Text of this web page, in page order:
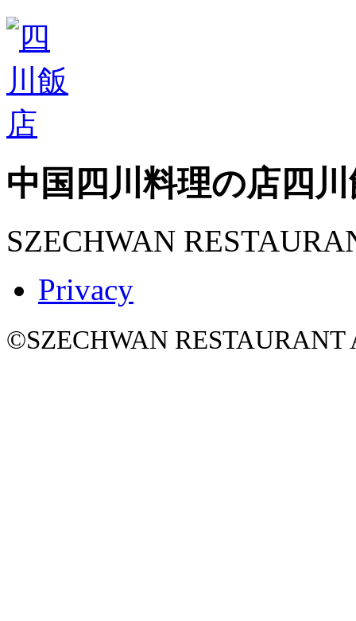
中国四川料理の店 四
SZECHWAN
Privacy
©SZECHWAN RESTAURANT